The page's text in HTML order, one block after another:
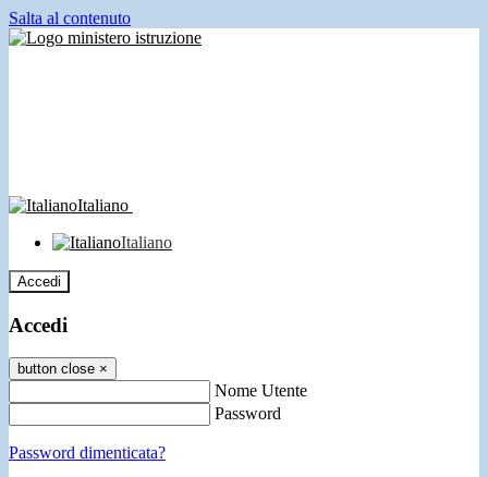
Salta al contenuto
Italiano
Italiano
Accedi
Accedi
button close ×
Nome Utente
Password
Password dimenticata?